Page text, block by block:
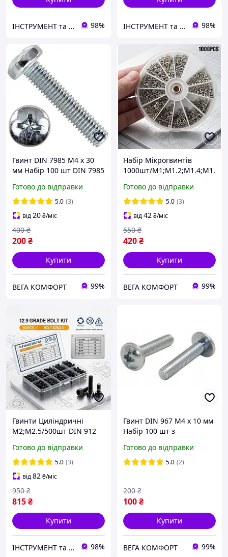
ІНСТРУМЕНТ та МЕТИЗИ 98% ІНСТРУМЕНТ та МЕТИЗИ 98%
Гвинт DIN 7985 М4 х 30
мм Набір 100 шт DIN 7985
Готово до відправки
5.0 (3)
від20₴/міс
200₴
400 ₴
Купити
ВЕГА КОМФОРТ 99%
Набір Мікрогвинтів
1000шт/M1;M1.2;M1.4;M1.
Сталь Spec (SP-0671001)
Готово до відправки
5.0 (3)
від42₴/міс
420₴
550 ₴
Купити
ВЕГА КОМФОРТ 99%
Гвинти Циліндричні
М2;М2.5/500шт DIN 912
Високоміцні 12.9 Spec (SP-
0674505)
Готово до відправки
5.0 (3)
від82₴/міс
815₴
950 ₴
Купити
ІНСТРУМЕНТ та МЕТИЗИ 98%
Гвинт DIN 967 М4 х 10 мм
Набір 100 шт з
та Фланцем ЦБ PZ+PL
Spec
Готово до відправки
5.0 (2)
100₴
200 ₴
Купити
ВЕГА КОМФОРТ 99%